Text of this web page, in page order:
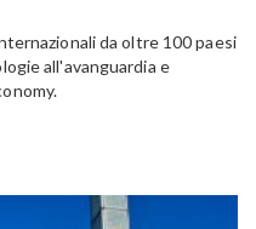
da oltre 100 paesi
all'avanguardia e